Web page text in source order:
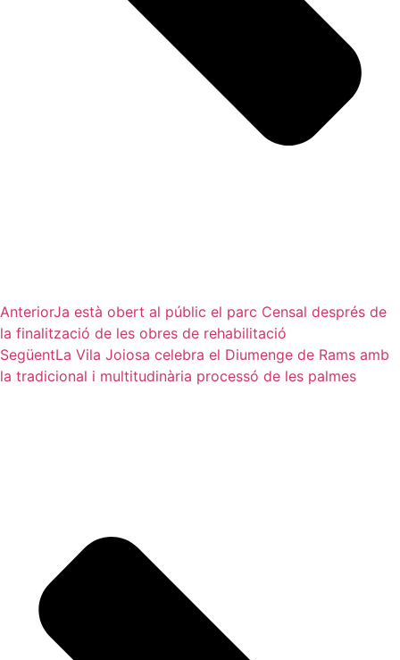
AnteriorJa està obert al públic el parc Censal després de
la finalització de les obres de rehabilitació
SegüentLa Vila Joiosa celebra el Diumenge de Rams amb
la tradicional i multitudinària processó de les palmes